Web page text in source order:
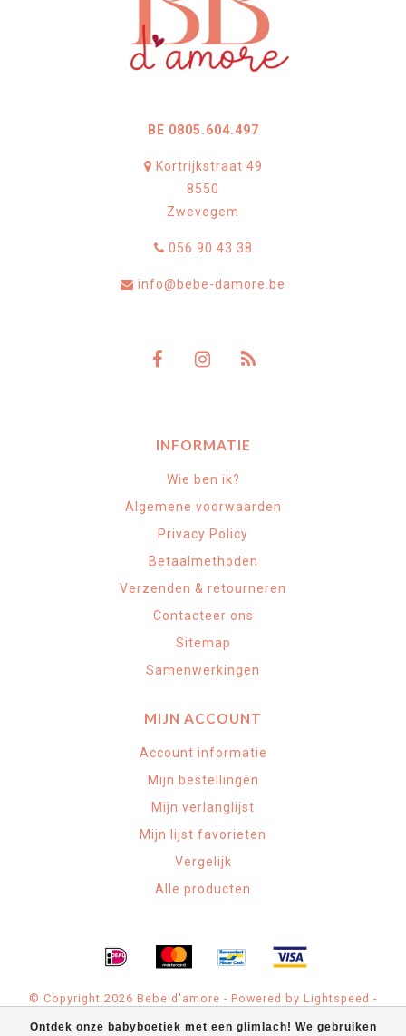
Ontdek onze babyboetiek met een glimlach! We gebruiken
BE 0805.604.497
Kortrijkstraat 49
8550
Zwevegem
056 90 43 38
info@bebe-damore.be
INFORMATIE
Wie ben ik?
Algemene voorwaarden
Privacy Policy
Betaalmethoden
Verzenden & retourneren
Contacteer ons
Sitemap
Samenwerkingen
MIJN ACCOUNT
Account informatie
Mijn bestellingen
Mijn verlanglijst
Mijn lijst favorieten
Vergelijk
Alle producten
© Copyright 2026 Bebe d'amore - Powered by Lightspeed -